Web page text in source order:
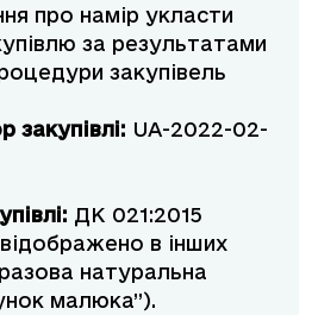
про намір укласти
за результатами
закупівель
закупівлі: UA-2022-02-
ДК 021:2015
в інших
натуральна
малюка”).